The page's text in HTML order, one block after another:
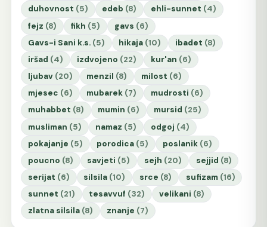
duhovnost (5) edeb (8) ehli-sunnet (4)
fejz (8) fikh (5) gavs (6)
Gavs-i Sani k.s. (5) hikaja (10) ibadet (8)
iršad (4) izdvojeno (22) kur'an (6)
ljubav (20) menzil (8) milost (6)
mjesec (6) mubarek (7) mudrosti (6)
muhabbet (8) mumin (6) mursid (25)
musliman (5) namaz (5) odgoj (4)
pokajanje (5) porodica (5) poslanik (6)
poucno (8) savjeti (5) sejh (20) sejjid (8)
serijat (6) silsila (10) srce (8) sufizam (16)
sunnet (21) tesavvuf (32) velikani (8)
zlatna silsila (8) znanje (7)